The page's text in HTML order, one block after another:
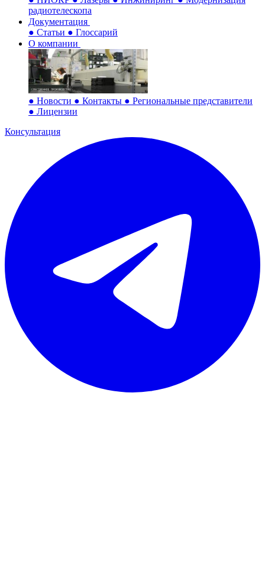
радиотелескопа
Документация
● Статьи ● Глоссарий
О компании
● Новости ● Контакты ● Региональные представители
● Лицензии
Консультация